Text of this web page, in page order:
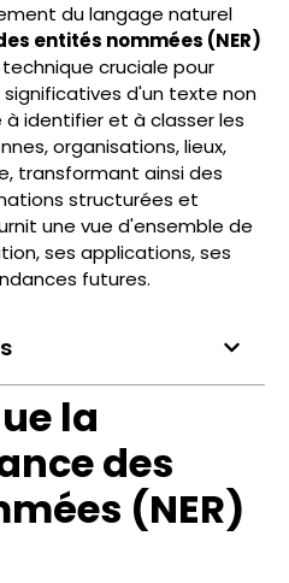
du langage naturel
entités nommées (NER)
cruciale pour
d'un texte non
à identifier et à classer les
organisations, lieux,
transformant ainsi des
structurées et
une vue d'ensemble de
ses applications, ses
futures.
la
des
(NER)